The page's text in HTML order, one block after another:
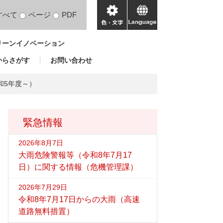
べて ページ PDF
色・
文
language
ンイノベーション
らさがす お問い合わせ
年度～）
緊急情報
2026年8月7日
大雨危険警報等（令和8年7月17
日）に関する情報（危機管理課）
2026年7月29日
令和8年7月17日からの大雨（高速
道路無料措置）